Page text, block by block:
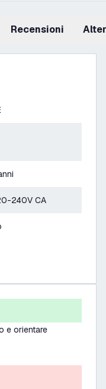
recensioni
240V CA
e orientare